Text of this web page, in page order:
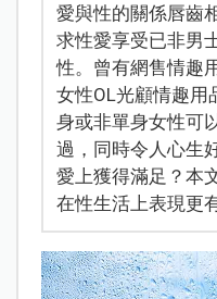
愛與性的關係唇齒
求性愛享受已非男
性。曾有網售情趣
女性OL光顧情趣用
身或非單身女性可
過，同時令人心生
愛上獲得滿足？本
在性生活上表現更